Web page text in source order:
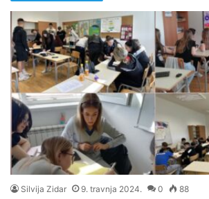
Silvija Zidar 9. travnja 2024. 0 88